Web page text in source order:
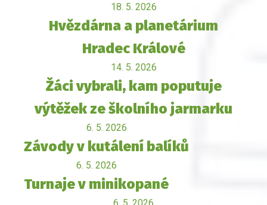
18. 5. 2026
Hvězdárna a planetárium
Hradec Králové
14. 5. 2026
Žáci vybrali, kam poputuje
výtěžek ze školního jarmarku
6. 5. 2026
Závody v kutálení balíků
6. 5. 2026
Turnaje v minikopané